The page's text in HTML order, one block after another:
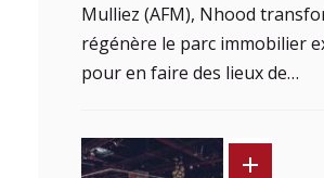
Mulliez (AFM), Nhood
régénère le parc immobilier
pour en faire des lieux de…